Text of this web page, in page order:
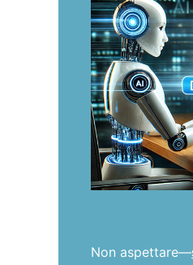
Non aspettare—